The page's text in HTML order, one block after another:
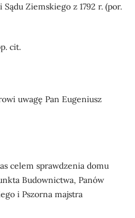
Ziemskiego z 1792 r. (por.
cit.
uwagę Pan Eugeniusz
celem sprawdzenia domu
Budownictwa, Panów
i Pszorna majstra